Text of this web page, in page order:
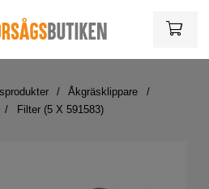
Åkgräsklippare
Filter (5 X 591583)